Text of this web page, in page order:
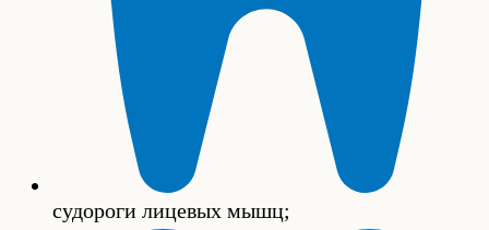
судороги лицевых мышц;